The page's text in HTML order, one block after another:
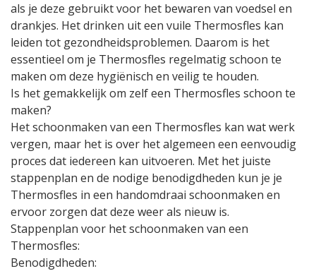
als je deze gebruikt voor het bewaren van voedsel en
drankjes. Het drinken uit een vuile Thermosfles kan
leiden tot gezondheidsproblemen. Daarom is het
essentieel om je Thermosfles regelmatig schoon te
maken om deze hygiënisch en veilig te houden.
Is het gemakkelijk om zelf een Thermosfles schoon te
maken?
Het schoonmaken van een Thermosfles kan wat werk
vergen, maar het is over het algemeen een eenvoudig
proces dat iedereen kan uitvoeren. Met het juiste
stappenplan en de nodige benodigdheden kun je je
Thermosfles in een handomdraai schoonmaken en
ervoor zorgen dat deze weer als nieuw is.
Stappenplan voor het schoonmaken van een
Thermosfles:
Benodigdheden: